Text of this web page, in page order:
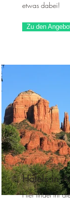
etwas dabei!
Zu den
Hotels in
Hier findet ihr